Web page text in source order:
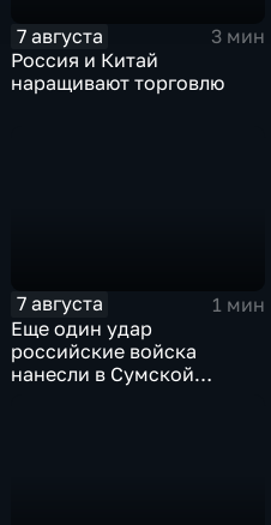
7 августа
3 мин
Россия и Китай
наращивают торговлю
7 августа
1 мин
Еще один удар
российские войска
нанесли в Сумской